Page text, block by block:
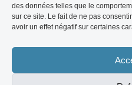
des données telles que le
sur ce site. Le fait de ne pas
avoir un effet négatif sur certaines
Jonathan
© 2026